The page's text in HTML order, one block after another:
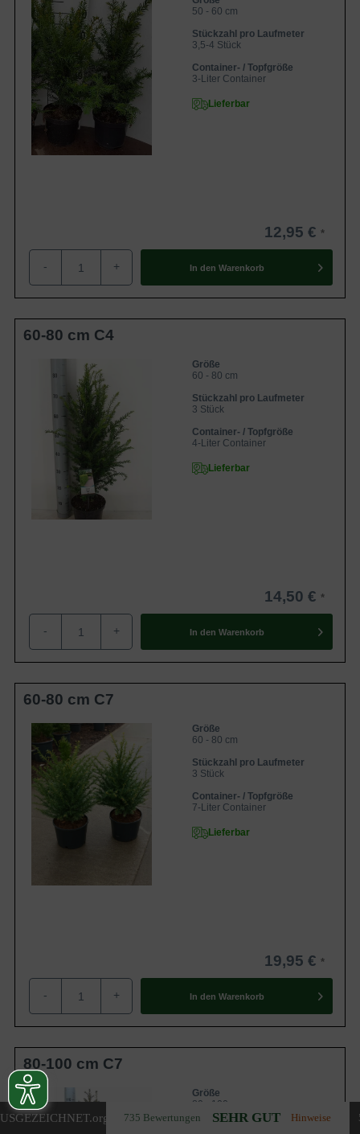
.org 735 Bewertungen SEHR GUT Hinweise
50 - 60 cm
Stückzahl pro Laufmeter
3,5-4 Stück
Container- / Topfgröße
3-Liter Container
Lieferbar
12,95 €
- + In den Warenkorb
60-80 cm C4
Größe
60 - 80 cm
Stückzahl pro Laufmeter
3 Stück
Container- / Topfgröße
4-Liter Container
Lieferbar
14,50 €
- + In den Warenkorb
60-80 cm C7
Größe
60 - 80 cm
Stückzahl pro Laufmeter
3 Stück
Container- / Topfgröße
7-Liter Container
Lieferbar
19,95 €
- + In den Warenkorb
80-100 cm C7
Größe
80 - 100 cm